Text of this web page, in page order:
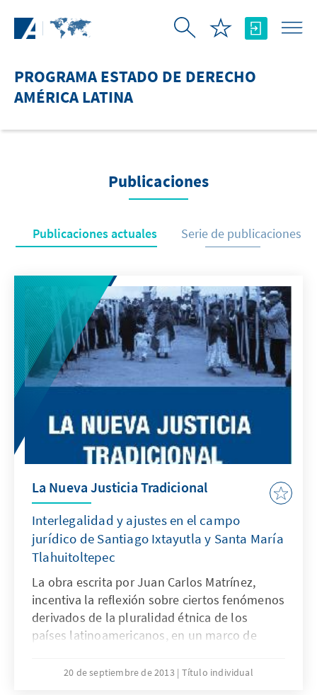
PROGRAMA ESTADO DE DERECHO
AMÉRICA LATINA
Publicaciones
Publicaciones actuales Serie de publicaciones
La Nueva Justicia Tradicional
Interlegalidad y ajustes en el campo
jurídico de Santiago Ixtayutla y Santa María
Tlahuitoltepec
La obra escrita por Juan Carlos Matrínez,
incentiva la reflexión sobre ciertos fenómenos
derivados de la pluralidad étnica de los
países latinoamericanos, en un marco de
Derecho.20 de septiembre de 2013 Título individual